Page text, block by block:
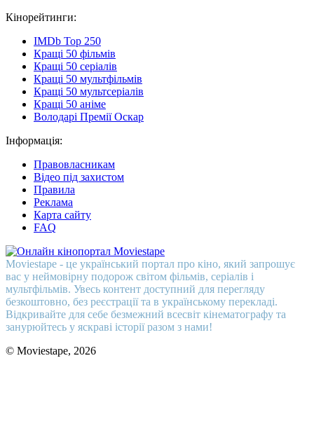
Кінорейтинги:
IMDb Top 250
Кращі 50 фільмів
Кращі 50 серіалів
Кращі 50 мультфільмів
Кращі 50 мультсеріалів
Кращі 50 аніме
Володарі Премії Оскар
Інформація:
Правовласникам
Відео під захистом
Правила
Реклама
Карта сайту
FAQ
Moviestape - це український портал про кіно, який запрошує
вас у неймовірну подорож світом фільмів, серіалів і
мультфільмів. Увесь контент доступний для перегляду
безкоштовно, без реєстрації та в українському перекладі.
Відкривайте для себе безмежний всесвіт кінематографу та
занурюйтесь у яскраві історії разом з нами!
© Moviestape, 2026